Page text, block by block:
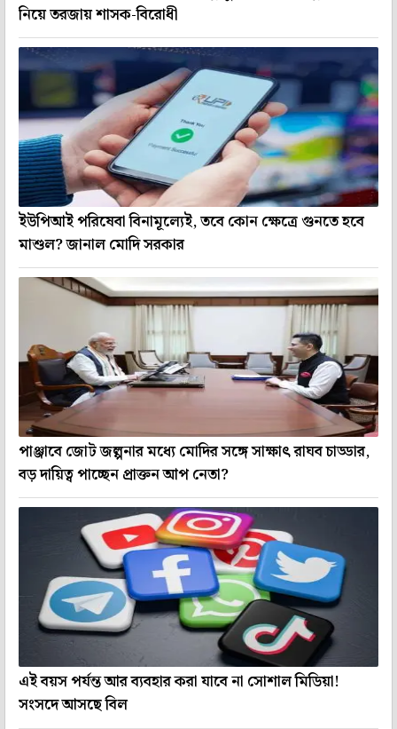
নিয়ে তরজায় শাসক-বিরোধী
ইউপিআই পরিষেবা বিনামূল্যেই, তবে কোন ক্ষেত্রে গুনতে হবে
মাশুল? জানাল মোদি সরকার
পাঞ্জাবে জোট জল্পনার মধ্যে মোদির সঙ্গে সাক্ষাৎ রাঘব চাড্ডার,
বড় দায়িত্ব পাচ্ছেন প্রাক্তন আপ নেতা?
এই বয়স পর্যন্ত আর ব্যবহার করা যাবে না সোশাল মিডিয়া!
সংসদে আসছে বিল